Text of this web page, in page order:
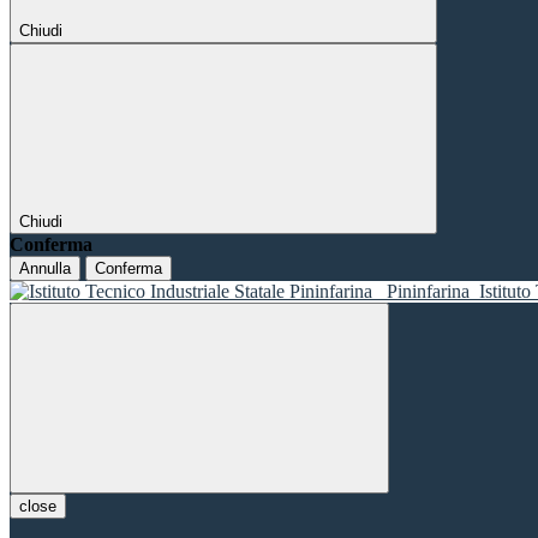
Chiudi
Chiudi
Conferma
Annulla Conferma
Pininfarina Istituto
close